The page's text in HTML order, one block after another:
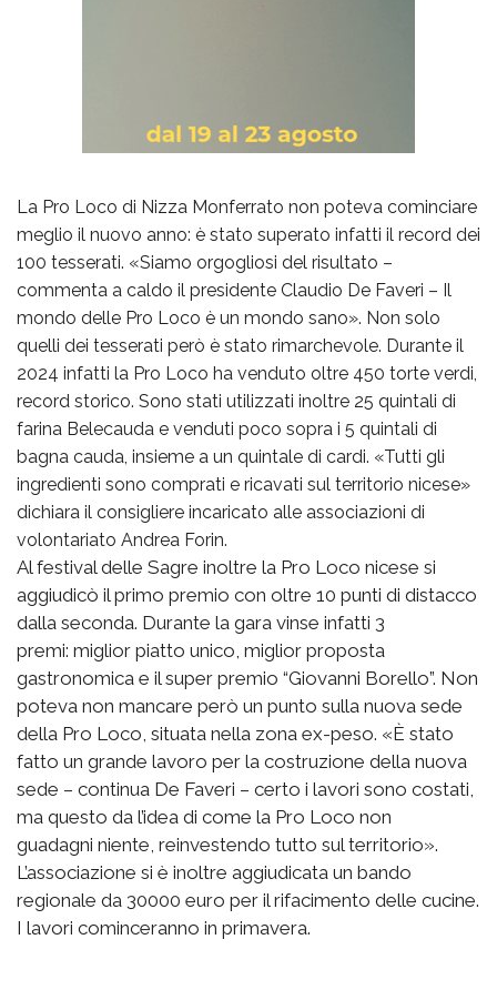
La Pro Loco di Nizza Monferrato non poteva cominciare
meglio il nuovo anno: è stato superato infatti il record dei
100 tesserati. «Siamo orgogliosi del risultato –
commenta a caldo il presidente Claudio De Faveri – Il
mondo delle Pro Loco è un mondo sano». Non solo
quelli dei tesserati però è stato rimarchevole. Durante il
2024 infatti la Pro Loco ha venduto oltre 450 torte verdi,
record storico. Sono stati utilizzati inoltre 25 quintali di
farina Belecauda e venduti poco sopra i 5 quintali di
bagna cauda, insieme a un quintale di cardi. «Tutti gli
ingredienti sono comprati e ricavati sul territorio nicese»
dichiara il consigliere incaricato alle associazioni di
volontariato Andrea Forin.
Al festival delle Sagre inoltre la Pro Loco nicese si
aggiudicò il primo premio con oltre 10 punti di distacco
dalla seconda. Durante la gara vinse infatti 3
premi: miglior piatto unico, miglior proposta
gastronomica e il super premio “Giovanni Borello”. Non
poteva non mancare però un punto sulla nuova sede
della Pro Loco, situata nella zona ex-peso. «È stato
fatto un grande lavoro per la costruzione della nuova
sede – continua De Faveri – certo i lavori sono costati,
ma questo da l’idea di come la Pro Loco non
guadagni niente, reinvestendo tutto sul territorio».
L’associazione si è inoltre aggiudicata un bando
regionale da 30000 euro per il rifacimento delle cucine.
I lavori cominceranno in primavera.